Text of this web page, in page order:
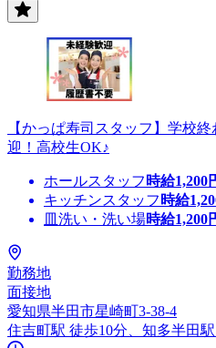
【かっぱ寿司スタッフ】学校
迎！高校生OK♪
ホールスタッフ 時給1,200
キッチンスタッフ 時給
皿洗い・洗い場時給1,200
勤務地
面接地
愛知県半田市星崎町3-38-4
住吉町駅 徒歩10分、知多半田